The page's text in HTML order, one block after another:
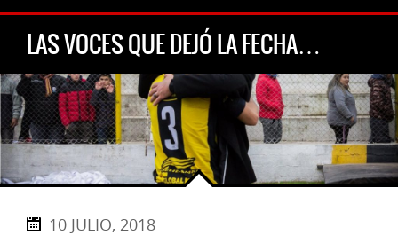
LAS VOCES QUE DEJÓ LA FECHA…
10 JULIO, 2018